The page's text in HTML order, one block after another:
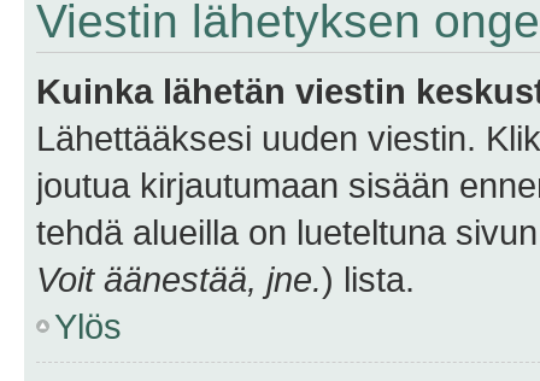
Viestin lähetyksen
Kuinka lähetän viestin
Lähettääksesi uuden viestin.
joutua kirjautumaan sisään
tehdä alueilla on lueteltuna
Voit äänestää, jne.) lista.
Ylös